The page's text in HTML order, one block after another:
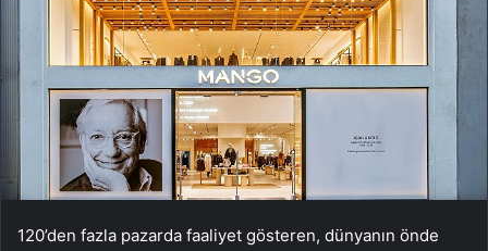
120’den fazla pazarda faaliyet gösteren, dünyanın önde